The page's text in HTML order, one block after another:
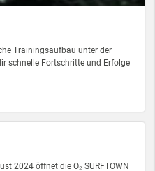
Trainingsaufbau unter der
schnelle Fortschritte und Erfolge
2024 öffnet die O₂ SURFTOWN